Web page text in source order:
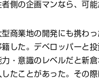
側の企画マンなら、可能
商業地の開発にも携わ
した。デベロッパーと
・意識のレベルだと新
たことがあった。その